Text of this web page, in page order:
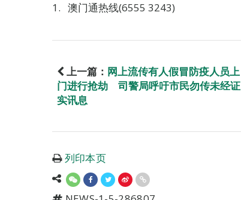
澳门通热线(6555 3243)
上一篇： 网上流传有人假冒防疫人员上
门进行抢劫 司警局呼吁市民勿传未经证
实讯息
列印本页